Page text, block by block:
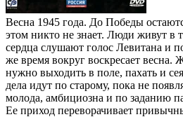
Весна 1945 года. До Победы
этом никто не знает. Люди живут в
сердца слушают голос Левитана и
же время вокруг воскресает весна.
нужно выходить в поле, пахать и
дела идут по старому, пока не
молода, амбициозна и по заданию
Ее приход переворачивает